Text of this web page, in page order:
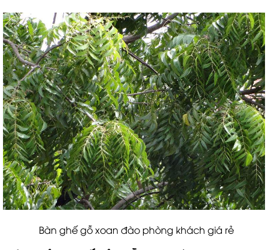
Bàn ghế gỗ xoan đào phòng khách giá rẻ